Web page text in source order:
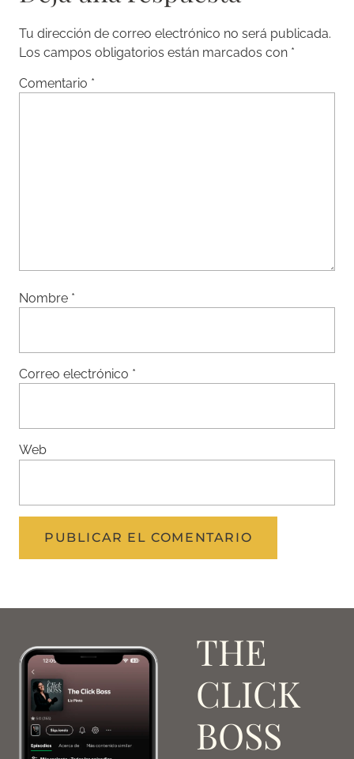
Tu dirección de correo electrónico no será publicada.
Los campos obligatorios están marcados con *
Comentario *
Nombre *
Correo electrónico *
Web
THE
CLICK
BOSS